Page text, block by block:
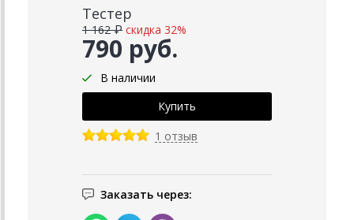
Тестер
790 руб.
1 162 ₽ скидка 32%
В наличии
1 отзыв
Заказать через: